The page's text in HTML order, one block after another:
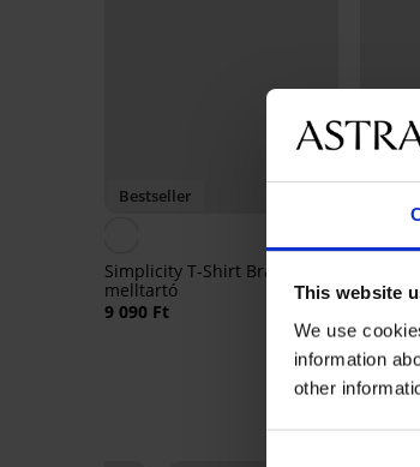
This website
We use
information
other
Bestseller
Simplicity T-Shirt Bra bélelt
melltartó
9 090 Ft
13 650